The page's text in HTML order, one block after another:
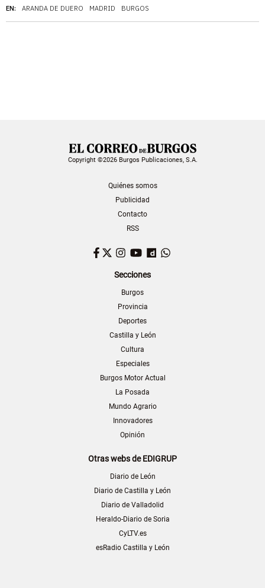
EN: ARANDA DE DUERO MADRID BURGOS
Copyright ©2026 Burgos Publicaciones, S.A.
Quiénes somos
Publicidad
Contacto
RSS
Facebook
TwitterInstagram
YouTubeDailymotion
Secciones
Burgos
Provincia
Deportes
Castilla y León
Cultura
Especiales
Burgos Motor Actual
La Posada
Mundo Agrario
Innovadores
Opinión
Otras webs de EDIGRUP
Diario de León
Diario de Castilla y León
Diario de Valladolid
Heraldo-Diario de Soria
CyLTV.es
esRadio Castilla y León